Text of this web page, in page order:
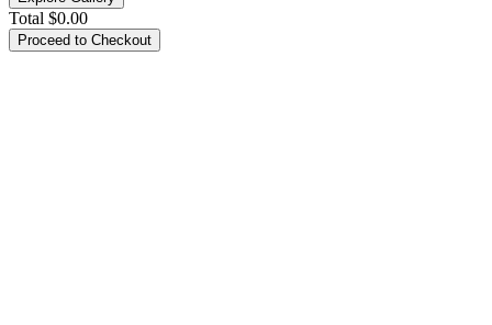
Total $0.00
Proceed to Checkout